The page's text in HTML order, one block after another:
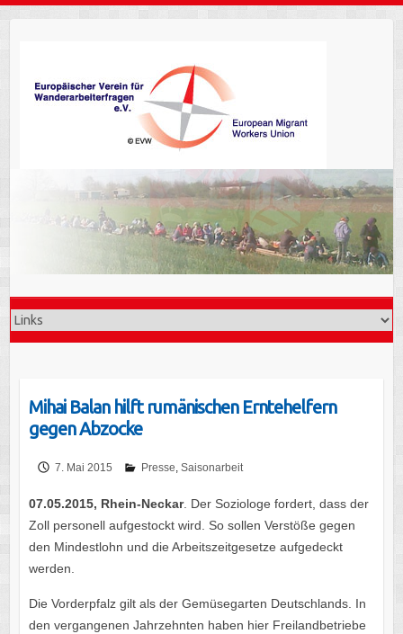
Mihai Balan hilft rumänischen Erntehelfern
gegen Abzocke
7. Mai 2015 Presse, Saisonarbeit
07.05.2015, Rhein-Neckar. Der Soziologe fordert, dass der
Zoll personell aufgestockt wird. So sollen Verstöße gegen
den Mindestlohn und die Arbeitszeitgesetze aufgedeckt
werden.
Die Vorderpfalz gilt als der Gemüsegarten Deutschlands. In
den vergangenen Jahrzehnten haben hier Freilandbetriebe